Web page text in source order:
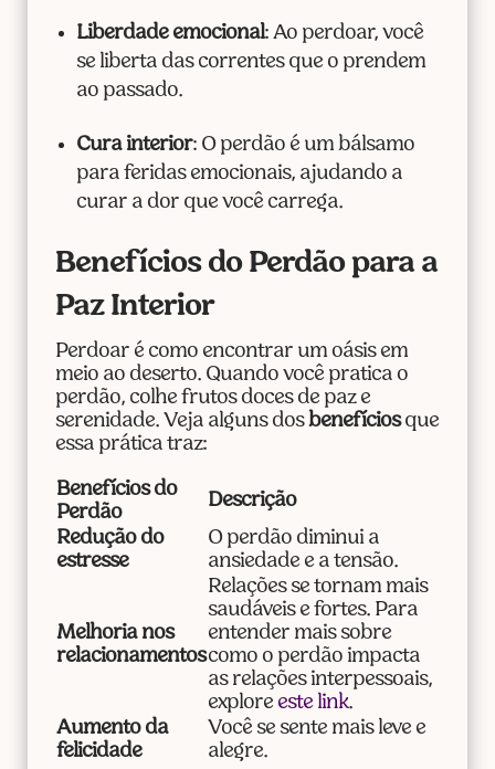
Liberdade emocional: Ao perdoar, você
se liberta das correntes que o prendem
ao passado.
Cura interior: O perdão é um bálsamo
para feridas emocionais, ajudando a
curar a dor que você carrega.
Benefícios do Perdão para a
Paz Interior
Perdoar é como encontrar um oásis em
meio ao deserto. Quando você pratica o
perdão, colhe frutos doces de paz e
serenidade. Veja alguns dosbenefíciosque
essa prática traz:
Benefícios do
Perdão
Descrição
Redução do
estresse
O perdão diminui a
ansiedade e a tensão.
Melhoria nos
relacionamentos
Relações se tornam mais
saudáveis e fortes. Para
entender mais sobre
como o perdão impacta
as relações interpessoais,
explore este link.
Aumento da
felicidade
Você se sente mais leve e
alegre.